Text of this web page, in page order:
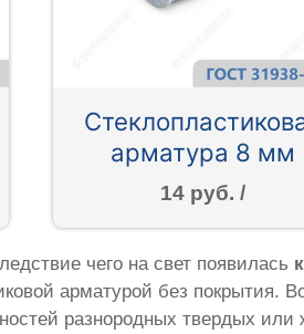
арматура 8 мм
14 руб. /
чего на свет появилась
арматурой без покрытия.
разнородных твердых или